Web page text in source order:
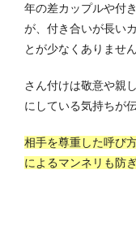
年の差カップルや付
が、付き合いが長い
とが少なくありません
さん付けは敬意や親
にしている気持ちが
相手を尊重した呼び
によるマンネリも防